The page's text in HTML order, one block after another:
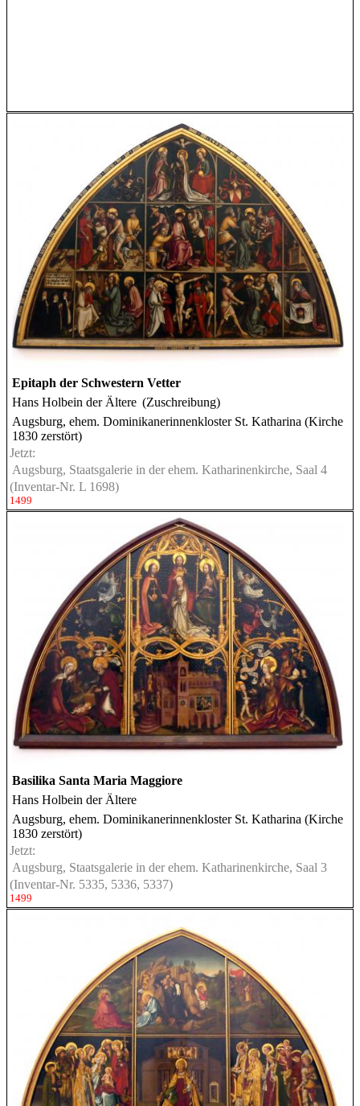
Epitaph der Schwestern Vetter
Hans Holbein der Ältere (Zuschreibung)
Augsburg, ehem. Dominikanerinnenkloster St. Katharina (Kirche
1830 zerstört)
Jetzt:
Augsburg, Staatsgalerie in der ehem. Katharinenkirche, Saal 4
(Inventar-Nr. L 1698)
1499
Basilika Santa Maria Maggiore
Hans Holbein der Ältere
Augsburg, ehem. Dominikanerinnenkloster St. Katharina (Kirche
1830 zerstört)
Jetzt:
Augsburg, Staatsgalerie in der ehem. Katharinenkirche, Saal 3
(Inventar-Nr. 5335, 5336, 5337)
1499